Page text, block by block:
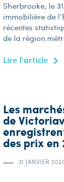
Sherbrooke, le
immobilière de
récentes
de la région
Lire l'article
Les
de
des prix en
31 JANVIER